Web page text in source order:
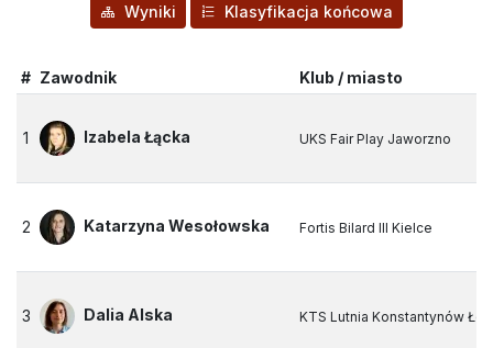
Wyniki Klasyfikacja końcowa
# Zawodnik Klub / miasto
1 Izabela Łącka UKS Fair Play Jaworzno
2 Katarzyna Wesołowska Fortis Bilard III Kielce
3 Dalia Alska KTS Lutnia Konstantynów